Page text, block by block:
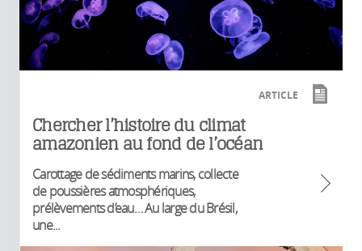
ARTICLE
Chercher l’histoire du climat
amazonien au fond de l’océan
Carottage de sédiments marins, collecte
de poussières atmosphériques,
prélèvements d’eau… Au large du Brésil,
une...